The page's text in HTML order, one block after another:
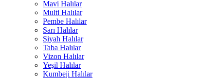
Mavi Halılar
Multi Halılar
Pembe Halılar
Sarı Halılar
Siyah Halılar
Taba Halılar
Vizon Halılar
Yeşil Halılar
Kumbeji Halılar